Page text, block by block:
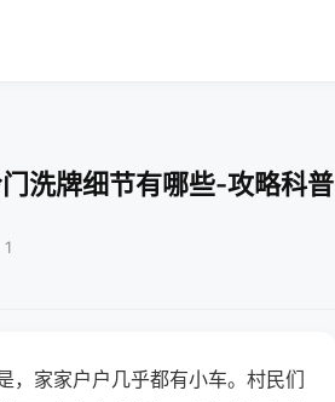
洗牌细节有哪些-攻略科普
，家家户户几乎都有小车。村民们